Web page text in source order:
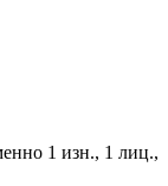
1 изн., 1 лиц.,